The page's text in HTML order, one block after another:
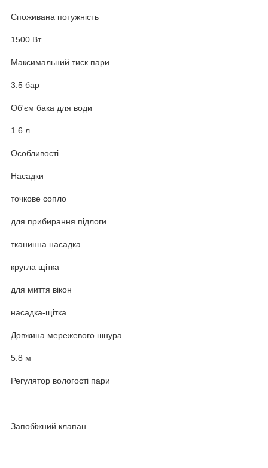
Споживана потужність
1500 Вт
Максимальний тиск пари
3.5 бар
Об'єм бака для води
1.6 л
Особливості
Насадки
точкове сопло
для прибирання підлоги
тканинна насадка
кругла щітка
для миття вікон
насадка-щітка
Довжина мережевого шнура
5.8 м
Регулятор вологості пари
Запобіжний клапан